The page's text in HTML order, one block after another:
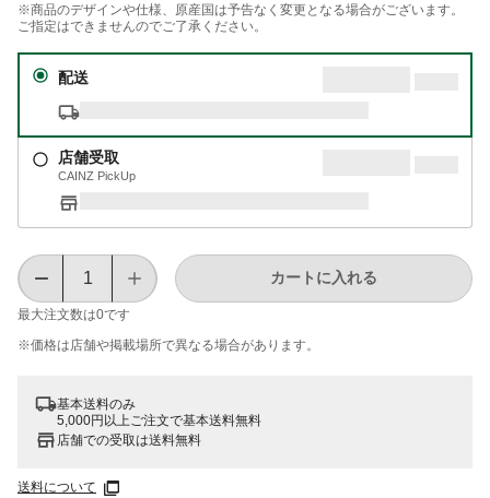
※商品のデザインや仕様、原産国は予告なく変更となる場合がございます。
ご指定はできませんのでご了承ください。
配送
店舗受取
CAINZ PickUp
最大注文数は0です
カートに入れる
※価格は​店舗や​掲載場所で​異なる​場合が​あります。
基本送料のみ
5,000円以上ご注文で基本送料無料
店舗での受取は送料無料
送料について